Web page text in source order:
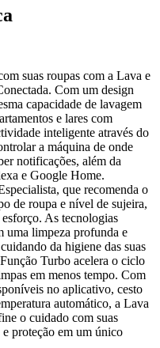
suas roupas com a Lava e
Com um design
capacidade de lavagem
e lares com
inteligente através do
a máquina de onde
notificações, além da
e Google Home.
que recomenda o
de roupa e nível de sujeira,
As tecnologias
uma limpeza profunda e
da higiene das suas
Turbo acelera o ciclo
em menos tempo. Com
no aplicativo, cesto
automático, a Lava
o cuidado com suas
proteção em um único